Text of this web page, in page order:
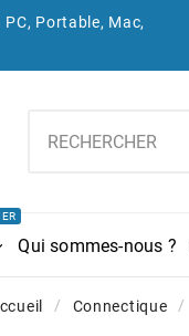
Portable, Mac,
Qui sommes-nous ?
Connectique